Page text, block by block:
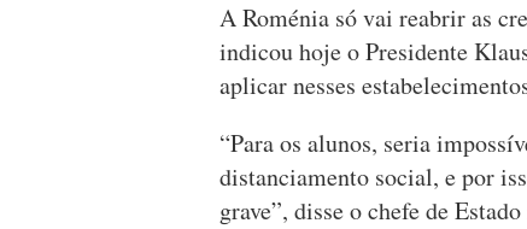
A Roménia só vai reabrir as
indicou hoje o Presidente
aplicar nesses
“Para os alunos, seria
distanciamento social, e por
grave”, disse o chefe de